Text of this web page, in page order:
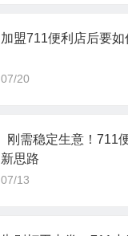
加盟711便利店后要如
07/20
刚需稳定生意！711
新思路
07/13